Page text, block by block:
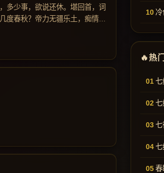
多少事，欲说还休。堪回首，词
度春秋？帝力无疆乐土，痴情
冷
热
七
七
七
七
春